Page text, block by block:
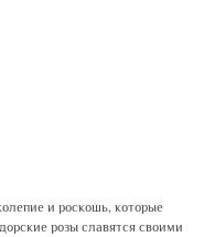
и роскошь, которые
розы славятся своими